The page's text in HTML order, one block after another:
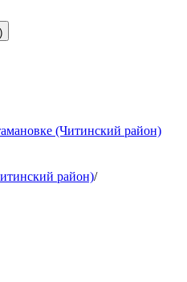
(Читинский район)
район)/